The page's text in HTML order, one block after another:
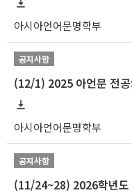
아시아언어문명학부
공지사항
(12/1) 2025 아언문 전
아시아언어문명학부
공지사항